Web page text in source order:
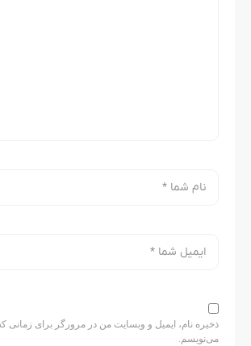
ذخیره نام، ایمیل و وبسایت من در مرورگر برای زمانی
می‌نویسم.